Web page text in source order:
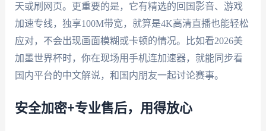
天或刷网页。更重要的是，它有精选的回国影音、游戏
加速专线，独享100M带宽，就算是4K高清直播也能轻松
应对，不会出现画面模糊或卡顿的情况。比如看2026美
加墨世界杯时，你在现场用手机连加速器，就能同步看
国内平台的中文解说，和国内朋友一起讨论赛事。
安全加密+专业售后，用得放心